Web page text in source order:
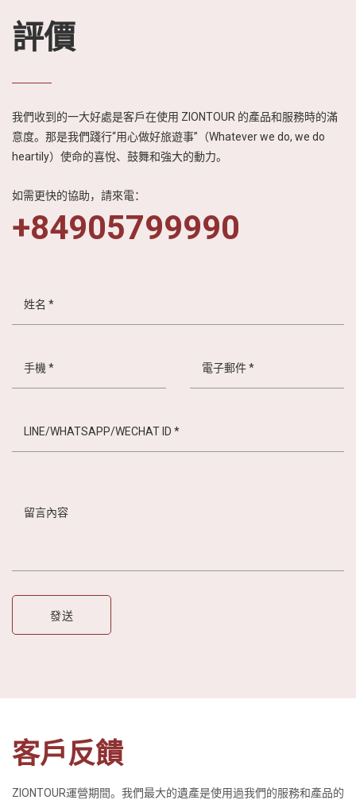
評價
我們收到的一大好處是客戶在使用 ZIONTOUR 的產品和服務時的滿
意度。那是我們踐行“用心做好旅遊事”（Whatever we do, we do
heartily）使命的喜悅、鼓舞和強大的動力。
如需更快的協助，請來電：
+84905799990
客戶反饋
ZIONTOUR運營期間。我們最大的遺產是使用過我們的服務和產品的